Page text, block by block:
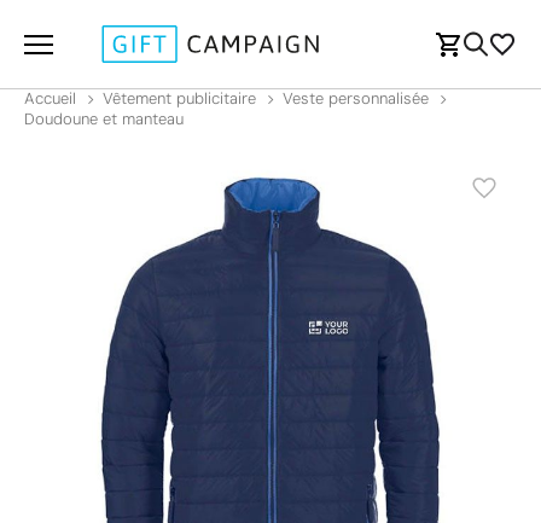
Accueil Vêtement publicitaire
Veste personnalisée
Doudoune et manteau